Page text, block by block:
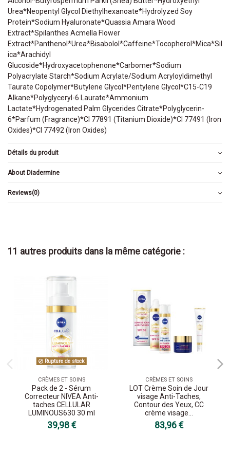
Urea*Neopentyl Glycol Diethylhexanoate*Hydrolyzed Soy
Protein*Sodium Hyaluronate*Quassia Amara Wood
Extract*Spilanthes Acmella Flower
Extract*Panthenol*Urea*Bisabolol*Caffeine*Tocopherol*Mica*Sil
ica*Arachidyl
Glucoside*Hydroxyacetophenone*Carbomer*Sodium
Polyacrylate Starch*Sodium Acrylate/Sodium Acryloyldimethyl
Taurate Copolymer*Butylene Glycol*Pentylene Glycol*C15-C19
Alkane*Polyglyceryl-6 Laurate*Ammonium
Lactate*Hydrogenated Palm Glycerides Citrate*Polyglycerin-
6*Parfum (Fragrance)*CI 77891 (Titanium Dioxide)*CI 77491 (Iron
Oxides)*CI 77492 (Iron Oxides)
Détails du produit
About Diadermine
Reviews(0)
11 autres produits dans la même catégorie :
Rupture de stock
CRÈMES ET SOINS
Pack de 2 - Sérum
Correcteur NIVEA Anti-
taches CELLULAR
LUMINOUS630 30 ml
39,98 €
CRÈMES ET SOINS
LOT Crème Soin de Jour
visage Anti-Taches,
Contour des Yeux, CC
crème visage...
83,96 €